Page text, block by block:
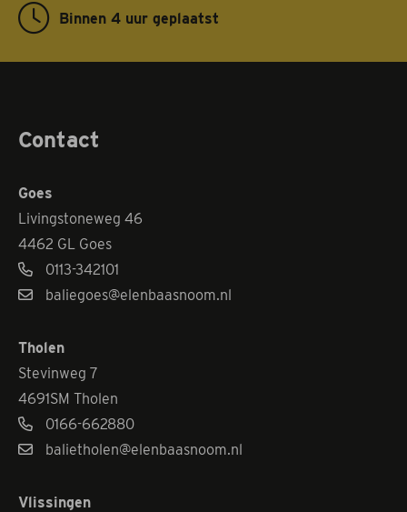
Binnen 4 uur geplaatst
Contact
Goes
Livingstoneweg 46
4462 GL Goes
0113-342101
baliegoes@elenbaasnoom.nl
Tholen
Stevinweg 7
4691SM Tholen
0166-662880
balietholen@elenbaasnoom.nl
Vlissingen